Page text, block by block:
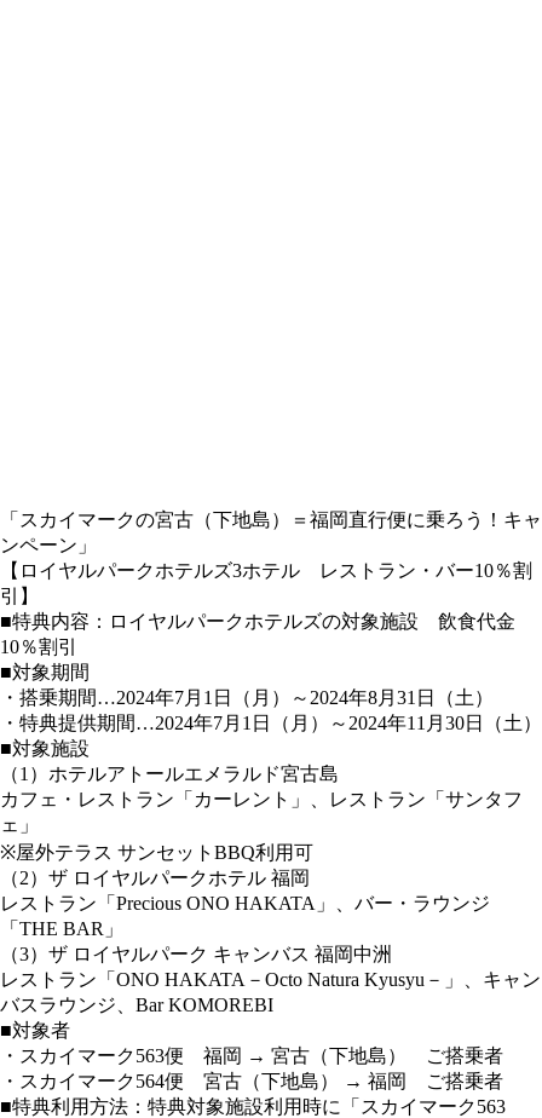
「スカイマークの宮古（下地島）＝福岡直行便に乗ろう！キャ
ンペーン」
【ロイヤルパークホテルズ3ホテル レストラン・バー10％割
引】
■特典内容：ロイヤルパークホテルズの対象施設 飲食代金
10％割引
■対象期間
・搭乗期間…2024年7月1日（月）～2024年8月31日（土）
・特典提供期間…2024年7月1日（月）～2024年11月30日（土）
■対象施設
（1）ホテルアトールエメラルド宮古島
カフェ・レストラン「カーレント」、レストラン「サンタフ
ェ」
※屋外テラス サンセットBBQ利用可
（2）ザ ロイヤルパークホテル 福岡
レストラン「Precious ONO HAKATA」、バー・ラウンジ
「THE BAR」
（3）ザ ロイヤルパーク キャンバス 福岡中洲
レストラン「ONO HAKATA－Octo Natura Kyusyu－」、キャン
バスラウンジ、Bar KOMOREBI
■対象者
・スカイマーク563便 福岡 → 宮古（下地島） ご搭乗者
・スカイマーク564便 宮古（下地島） → 福岡 ご搭乗者
■特典利用方法：特典対象施設利用時に「スカイマーク563